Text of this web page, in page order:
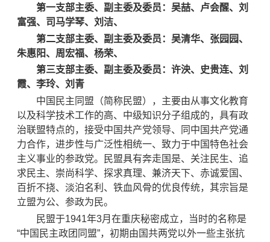
第一支部主委、副主委及委员：吴喆、卢会醒、刘
富强、司马学琴、刘洁、
第二支部主委、副主委及委员：吴清华、张园园、
朱惠阳、周宏福、杨荣、
第三支部主委、副主委及委员：许泱、史贵连、刘
霞、李玲、刘青
中国民主同盟（简称民盟），主要由从事文化教育
以及科学技术工作的高、中级知识分子组成的，具有政
治联盟特点的，接受中国共产党领导、同中国共产党通
力合作，进步性与广泛性相统一、致力于中国特色社会
主义事业的参政党。民盟具有奔走国是、关注民生、追
求民主、崇尚科学、探求真理、兼济天下、赤诚爱国、
百折不挠、淡泊名利、铁血风骨的优良传统，其宗旨是
立盟为公、参政为民。
民盟于1941年3月在重庆秘密成立，当时的名称是
“中国民主政团同盟”，初期由国共两党以外一些主张抗